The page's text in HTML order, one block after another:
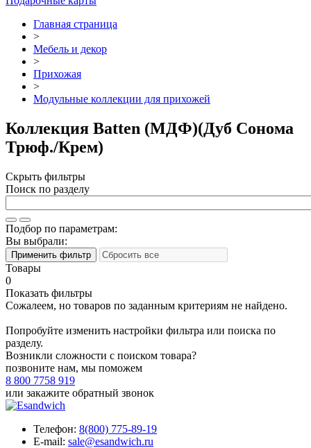
Главная страница
>
Мебель и декор
>
Прихожая
>
Модульные коллекции для прихожей
Коллекция Batten (МДФ)(Дуб Сонома
Трюф./Крем)
Скрыть фильтры
Поиск по разделу
Подбор по параметрам:
Вы выбрали:
Товары
0
Показать фильтры
Сожалеем, но товаров по заданным критериям не найдено.
Попробуйте изменить настройки фильтра или поиска по
разделу.
Возникли сложности с поиском товара?
позвоните нам, мы поможем
8 800 7758 919
или закажите обратный звонок
Телефон: 8(800) 775-89-19
E-mail: sale@esandwich.ru